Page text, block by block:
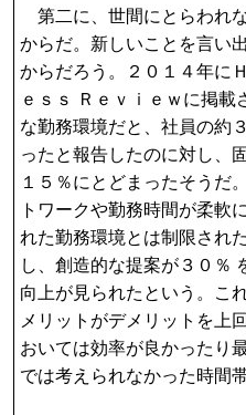
第二に、世間にとらわれ
からだ。新しいことを言い
からだろう。２０１４年に
ｅｓｓ Ｒｅｖｉｅｗに掲
な勤務環境だと、社員の約
ったと報告したのに対し、
１５％にとどまったそうだ
トワークや勤務時間が柔軟
れた勤務環境とは制限され
し、創造的な提案が３０％
向上が見られたという。こ
メリットがデメリットを上
おいては効率が良かったり
では考えられなかった時間